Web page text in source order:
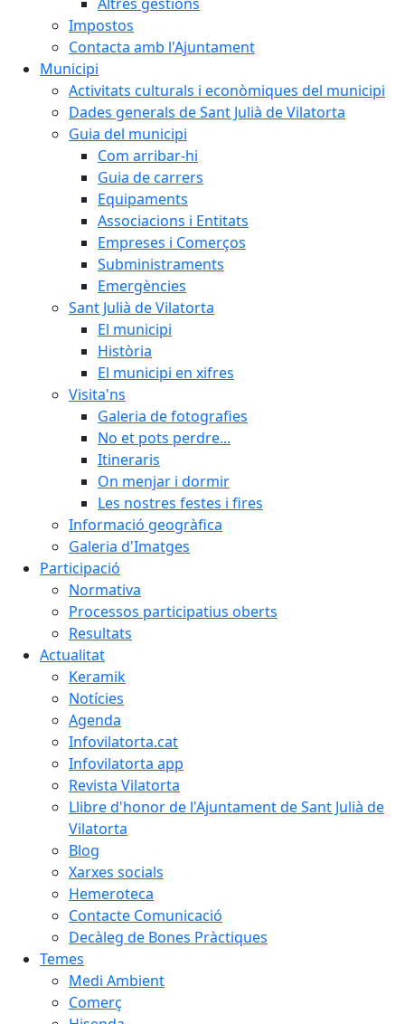
Impostos
Contacta amb l'Ajuntament
Municipi
Activitats culturals i econòmiques del municipi
Dades generals de Sant Julià de Vilatorta
Guia del municipi
Com arribar-hi
Guia de carrers
Equipaments
Associacions i Entitats
Empreses i Comerços
Subministraments
Emergències
Sant Julià de Vilatorta
El municipi
Història
El municipi en xifres
Visita'ns
Galeria de fotografies
No et pots perdre...
Itineraris
On menjar i dormir
Les nostres festes i fires
Informació geogràfica
Galeria d'Imatges
Participació
Normativa
Processos participatius oberts
Resultats
Actualitat
Keramik
Notícies
Agenda
Infovilatorta.cat
Infovilatorta app
Revista Vilatorta
Llibre d'honor de l'Ajuntament de Sant Julià de
Vilatorta
Blog
Xarxes socials
Hemeroteca
Contacte Comunicació
Decàleg de Bones Pràctiques
Temes
Medi Ambient
Comerç